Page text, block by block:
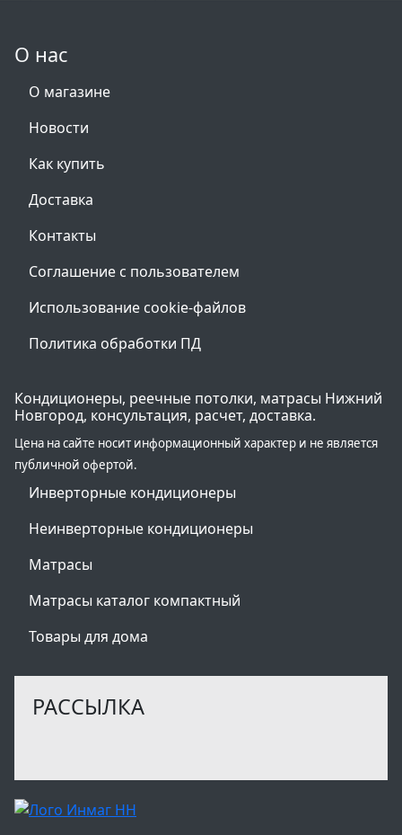
О нас
О магазине
Новости
Как купить
Доставка
Контакты
Соглашение с пользователем
Использование cookie-файлов
Политика обработки ПД
Кондиционеры, реечные потолки, матрасы Нижний
Новгород, консультация, расчет, доставка.
Цена на сайте носит информационный характер и не является
публичной офертой.
Инверторные кондиционеры
Неинверторные кондиционеры
Матрасы
Матрасы каталог компактный
Товары для дома
РАССЫЛКА